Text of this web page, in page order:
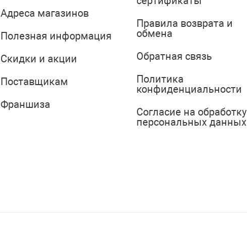
Адреса магазинов
Полезная информация
Скидки и акции
Поставщикам
Франшиза
Правила возврата и
обмена
Обратная связь
Политика
конфиденциальности
Согласие на обработку
персональных данных